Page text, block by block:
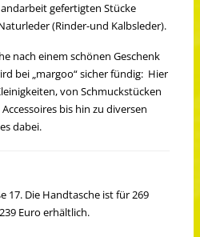
gefertigten Stücke
(Rinder-und Kalbsleder).
nach einem schönen Geschenk
bei „margoo“ sicher fündig: Hier
von Schmuckstücken
bis hin zu diversen
dabei.
17. Die Handtasche ist für 269
Euro erhältlich.